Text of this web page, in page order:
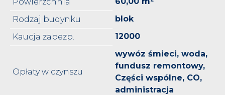
Rodzaj budynku
blok
Kaucja zabezp.
12000
Opłaty w czynszu
wywóz śmieci, woda,
fundusz remontowy,
Części wspólne, CO,
administracja